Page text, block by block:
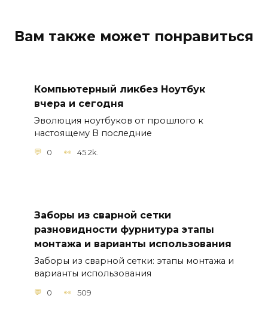
Вам также может понравиться
Компьютерный ликбез Ноутбук
вчера и сегодня
Эволюция ноутбуков от прошлого к
настоящему В последние
0 45.2k.
Заборы из сварной сетки
разновидности фурнитура этапы
монтажа и варианты использования
Заборы из сварной сетки: этапы монтажа и
варианты использования
0 509